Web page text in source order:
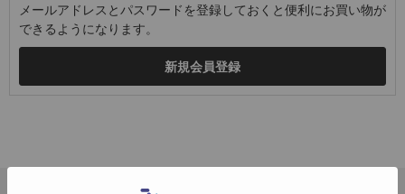
メールアドレスとパスワードを登録しておくと便利にお買い物が
できるようになります。